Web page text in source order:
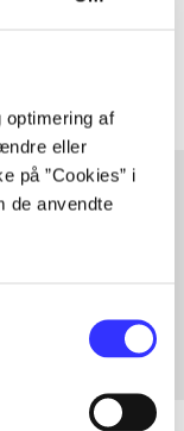
af
eller
på ”Cookies” i
de anvendte